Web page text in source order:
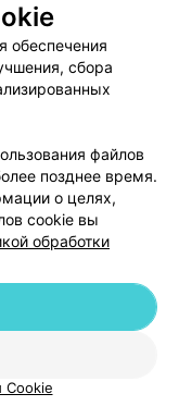
оплаты
данных
Республика Беларусь,
help@103.by
обеспечения
сбора
файлов
позднее время.
о целях,
cookie вы
обработки
Cookie